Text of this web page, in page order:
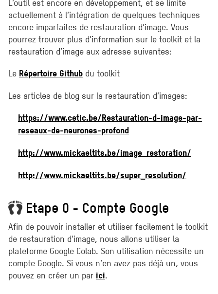
actuellement à l’intégration de quelques techniques
encore imparfaites de restauration d’image. Vous
pourrez trouver plus d’information sur le toolkit et la
restauration d’image aux adresse suivantes:
Le Répertoire Github du toolkit
Les articles de blog sur la restauration d’images:
https://www.cetic.be/Restauration-d-image-par-
reseaux-de-neurones-profond
http://www.mickaeltits.be/image_restoration/
http://www.mickaeltits.be/super_resolution/
Etape 0 - Compte Google
Afin de pouvoir installer et utiliser facilement le toolkit
de restauration d’image, nous allons utiliser la
plateforme Google Colab. Son utilisation nécessite un
compte Google. Si vous n’en avez pas déjà un, vous
pouvez en créer un par ici.